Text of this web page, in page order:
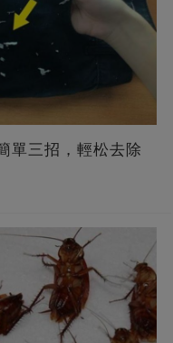
單三招，輕松去除